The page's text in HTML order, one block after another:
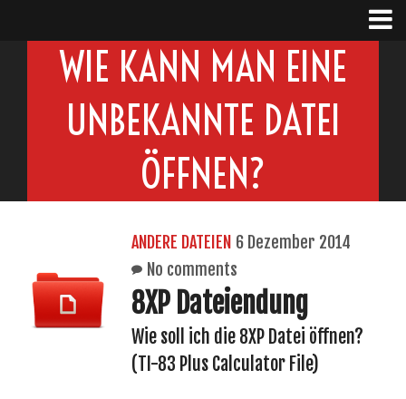
WIE KANN MAN EINE
UNBEKANNTE DATEI
ÖFFNEN?
ANDERE DATEIEN 6 Dezember 2014
No comments
8XP Dateiendung
Wie soll ich die 8XP Datei öffnen?
(TI-83 Plus Calculator File)